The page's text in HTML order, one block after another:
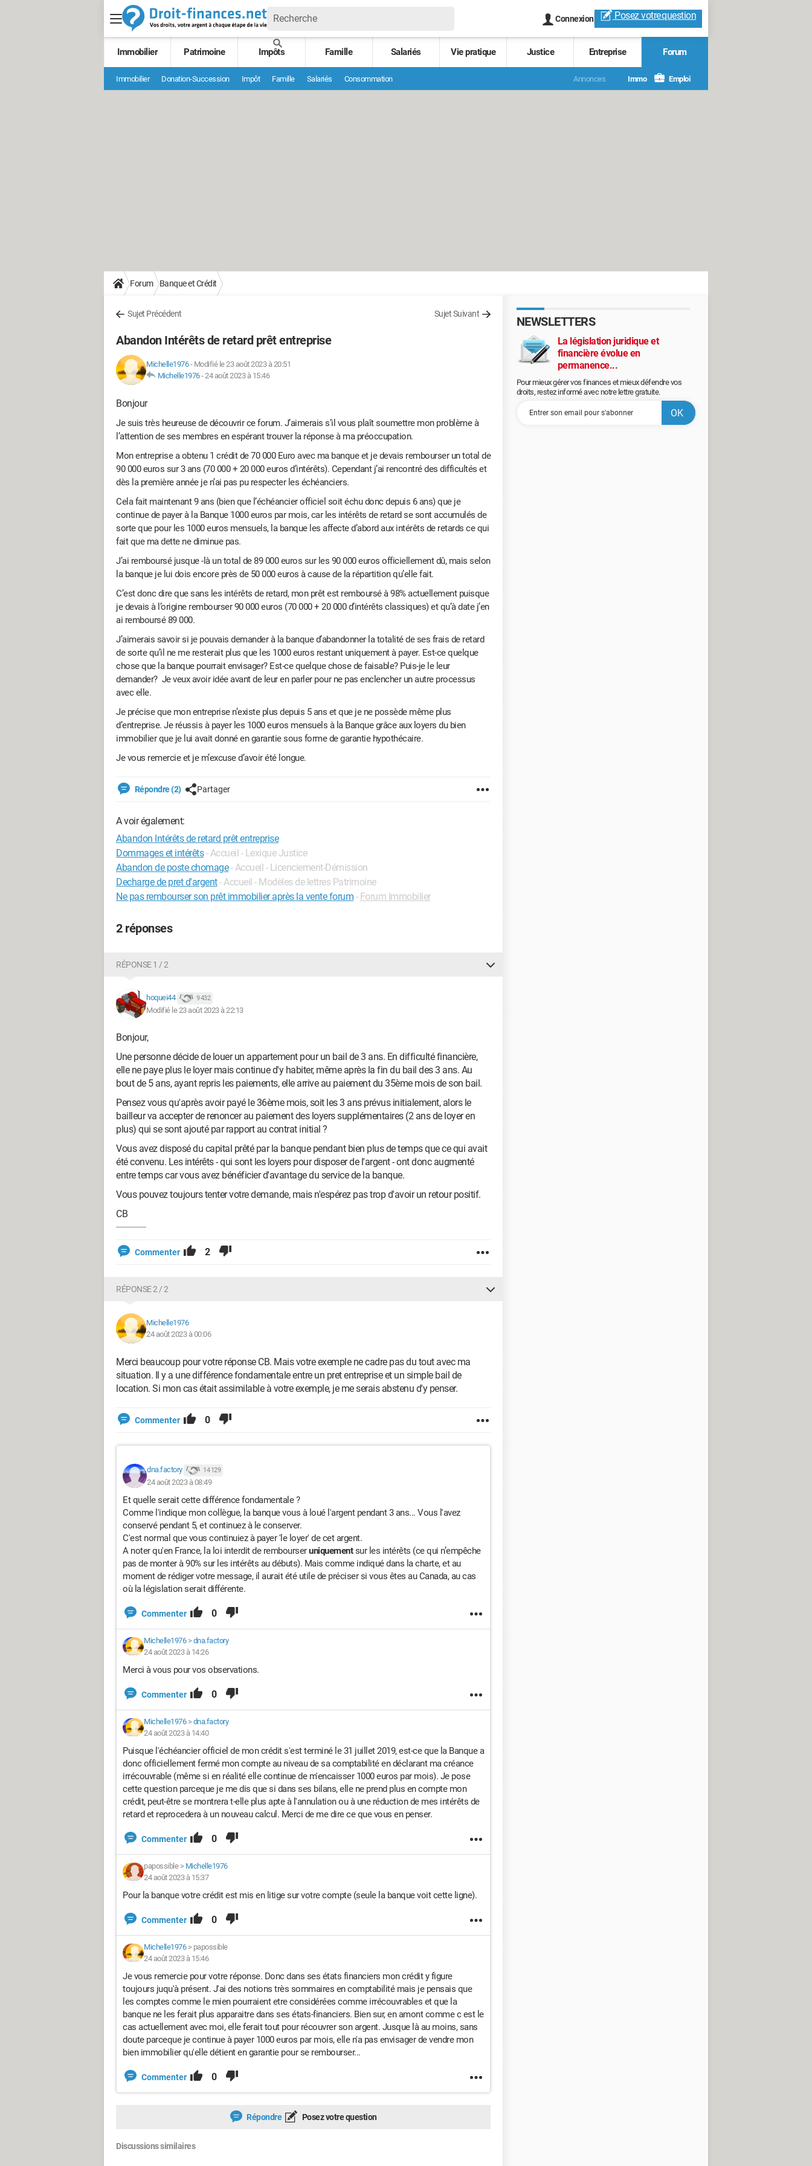
Connexion Posez votrequestion
Immobilier Patrimoine Impôts Famille Salariés Vie pratique Justice Entreprise Forum
Immobilier Donation-Succession Impôt Famille Salariés Consommation Annonces Immo Emploi
Forum Banque et Crédit
Sujet Précédent Sujet Suivant
Abandon Intérêts de retard prêt entreprise
Michelle1976- Modifié le 23 août 2023 à 20:51
Michelle1976-24 août 2023 à 15:46
Bonjour
Je suis très heureuse de découvrir ce forum. J’aimerais s’il vous plaît soumettre mon problème à
l’attention de ses membres en espérant trouver la réponse à ma préoccupation.
Mon entreprise a obtenu 1 crédit de 70 000 Euro avec ma banque et je devais rembourser un total de
90 000 euros sur 3 ans (70 000 + 20 000 euros d’intérêts). Cependant j’ai rencontré des difficultés et
dès la première année je n’ai pas pu respecter les échéanciers.
Cela fait maintenant 9 ans (bien que l’échéancier officiel soit échu donc depuis 6 ans) que je
continue de payer à la Banque 1000 euros par mois, car les intérêts de retard se sont accumulés de
sorte que pour les 1000 euros mensuels, la banque les affecte d’abord aux intérêts de retards ce qui
fait que ma dette ne diminue pas.
J’ai remboursé jusque -là un total de 89 000 euros sur les 90 000 euros officiellement dû, mais selon
la banque je lui dois encore près de 50 000 euros à cause de la répartition qu’elle fait.
C’est donc dire que sans les intérêts de retard, mon prêt est remboursé à 98% actuellement puisque
je devais à l’origine rembourser 90 000 euros (70 000 + 20 000 d’intérêts classiques) et qu’à date j’en
ai remboursé 89 000.
J’aimerais savoir si je pouvais demander à la banque d’abandonner la totalité de ses frais de retard
de sorte qu’il ne me resterait plus que les 1000 euros restant uniquement à payer. Est-ce quelque
chose que la banque pourrait envisager? Est-ce quelque chose de faisable? Puis-je le leur
demander? Je veux avoir idée avant de leur en parler pour ne pas enclencher un autre processus
avec elle.
Je précise que mon entreprise n’existe plus depuis 5 ans et que je ne possède même plus
d’entreprise. Je réussis à payer les 1000 euros mensuels à la Banque grâce aux loyers du bien
immobilier que je lui avait donné en garantie sous forme de garantie hypothécaire.
Je vous remercie et je m’excuse d’avoir été longue.
Répondre (2) Partager
A voir également:
Abandon Intérêts de retard prêt entreprise
Dommages et intérêts - Accueil - Lexique Justice
Abandon de poste chomage - Accueil - Licenciement-Démission
Decharge de pret d'argent- Accueil - Modèles de lettres Patrimoine
Ne pas rembourser son prêt immobilier après la vente forum - Forum Immobilier
2 réponses
RÉPONSE 1 / 2
hoquei44 9 432
Modifié le 23 août 2023 à 22:13
Bonjour,
Une personne décide de louer un appartement pour un bail de 3 ans. En difficulté financière,
elle ne paye plus le loyer mais continue d'y habiter, même après la fin du bail des 3 ans. Au
bout de 5 ans, ayant repris les paiements, elle arrive au paiement du 35ème mois de son bail.
Pensez vous qu'après avoir payé le 36ème mois, soit les 3 ans prévus initialement, alors le
bailleur va accepter de renoncer au paiement des loyers supplémentaires (2 ans de loyer en
plus) qui se sont ajouté par rapport au contrat initial ?
Vous avez disposé du capital prêté par la banque pendant bien plus de temps que ce qui avait
été convenu. Les intérêts - qui sont les loyers pour disposer de l'argent - ont donc augmenté
entre temps car vous avez bénéficier d'avantage du service de la banque.
Vous pouvez toujours tenter votre demande, mais n'espérez pas trop d'avoir un retour positif.
CB
Commenter 2
RÉPONSE 2 / 2
Michelle1976
24 août 2023 à 00:06
Merci beaucoup pour votre réponse CB. Mais votre exemple ne cadre pas du tout avec ma
situation. Il y a une différence fondamentale entre un pret entreprise et un simple bail de
location. Si mon cas était assimilable à votre exemple, je me serais abstenu d'y penser.
Commenter 0
dna.factory 14 129
24 août 2023 à 08:49
Et quelle serait cette différence fondamentale ?
Comme l'indique mon collègue, la banque vous à loué l'argent pendant 3 ans... Vous l'avez
conservé pendant 5, et continuez à le conserver.
C'est normal que vous continuiez à payer 'le loyer' de cet argent.
A noter qu'en France, la loi interdit de rembourseruniquementsur les intérêts (ce qui n’empêche
pas de monter à 90% sur les intérêts au débuts). Mais comme indiqué dans la charte, et au
moment de rédiger votre message, il aurait été utile de préciser si vous êtes au Canada, au cas
où la législation serait différente.
Commenter 0
Michelle1976> dna.factory
24 août 2023 à 14:26
Merci à vous pour vos observations.
Commenter 0
Michelle1976> dna.factory
24 août 2023 à 14:40
Puisque l'échéancier officiel de mon crédit s'est terminé le 31 juillet 2019, est-ce que la Banque a
donc officiellement fermé mon compte au niveau de sa comptabilité en déclarant ma créance
irrécouvrable (même si en réalité elle continue de m'encaisser 1000 euros par mois). Je pose
cette question parceque je me dis que si dans ses bilans, elle ne prend plus en compte mon
crédit, peut-être se montrera t-elle plus apte à l'annulation ou à une réduction de mes intérêts de
retard et reprocedera à un nouveau calcul. Merci de me dire ce que vous en penser.
Commenter 0
papossible> Michelle1976
24 août 2023 à 15:37
Pour la banque votre crédit est mis en litige sur votre compte (seule la banque voit cette ligne).
Commenter 0
Michelle1976> papossible
24 août 2023 à 15:46
Je vous remercie pour votre réponse. Donc dans ses états financiers mon crédit y figure
toujours juqu'à présent. J'ai des notions très sommaires en comptabilité mais je pensais que
les comptes comme le mien pourraient etre considérées comme irrécouvrables et que la
banque ne les ferait plus apparaitre dans ses états-financiers. Bien sur, en amont comme c est le
cas actuellement avec moi, elle ferait tout pour récouvrer son argent. Jusque là au moins, sans
doute parceque je continue à payer 1000 euros par mois, elle n'a pas envisager de vendre mon
bien immobilier qu'elle détient en garantie pour se rembourser...
Commenter 0
Répondre Posez votre question
Discussions similaires
NEWSLETTERS
La législation juridique et
financière évolue en
permanence...
Pour mieux gérer vos finances et mieux défendre vos
droits, restez informé avec notre lettre gratuite.